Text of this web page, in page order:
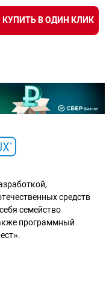
КУПИТЬ В ОДИН КЛИК
средств
семейство
программный